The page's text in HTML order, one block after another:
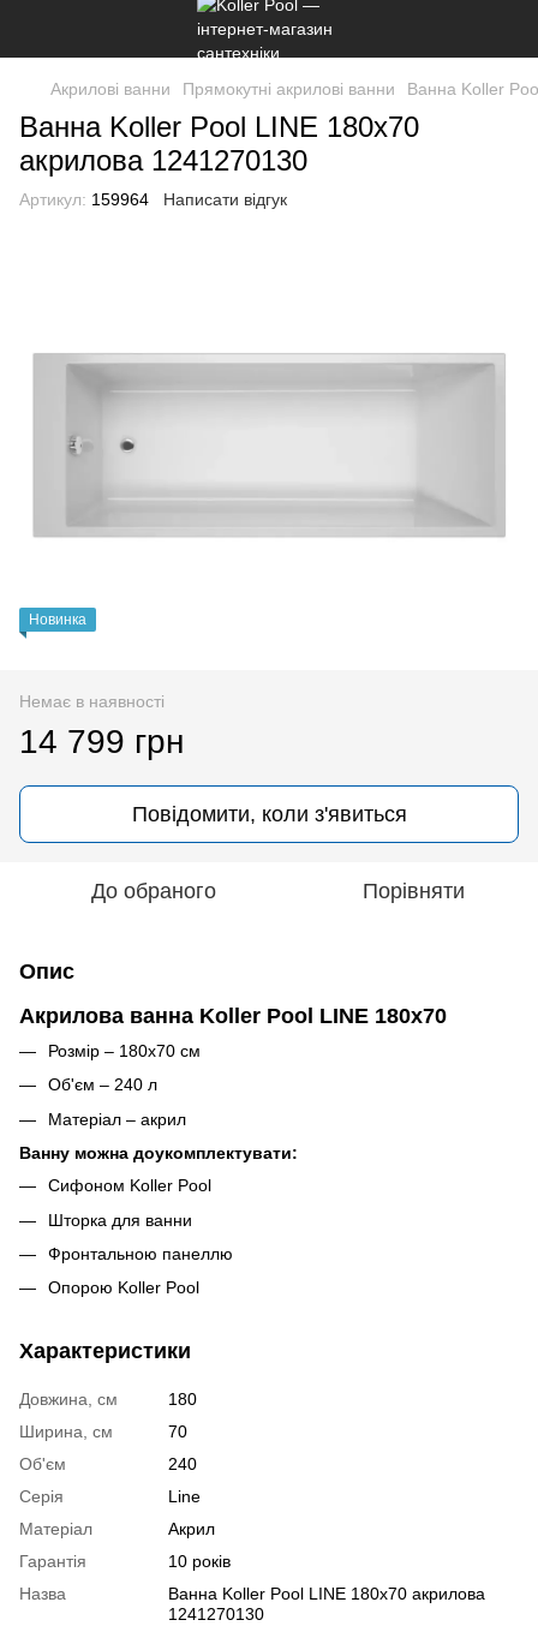
Акрилові ванни Прямокутні акрилові ванни Ванна Koller
Ванна Koller Pool LINE 180x70
акрилова 1241270130
Артикул: 159964 Написати відгук
Новинка
Немає в наявності
14 799 грн
Повідомити, коли з'явиться
До обраного Порівняти
Опис
Акрилова ванна Koller Pool LINE 180x70
Розмір – 180х70 см
Об'єм – 240 л
Матеріал – акрил
Ванну можна доукомплектувати:
Сифоном Koller Pool
Шторка для ванни
Фронтальною панеллю
Опорою Koller Pool
Характеристики
Довжина, см
180
Ширина, см
70
Об'єм
240
Серія
Line
Матеріал
Акрил
Гарантія
10 років
Назва
Ванна Koller Pool LINE 180x70 акрилова
1241270130